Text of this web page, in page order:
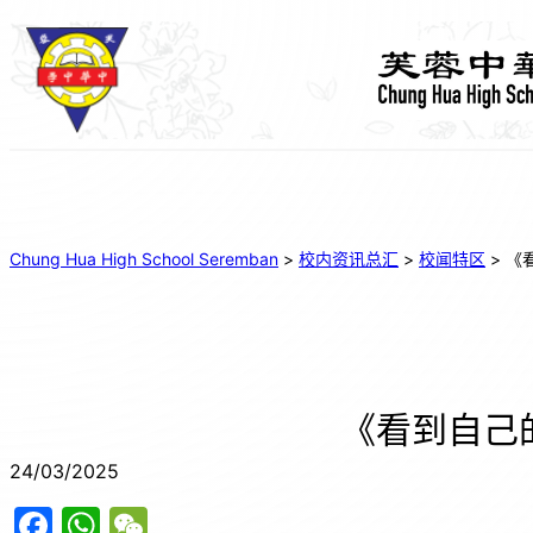
Chung Hua High School Seremban > 校内资讯总汇 > 校闻特区 >
《看到自
24/03/2025